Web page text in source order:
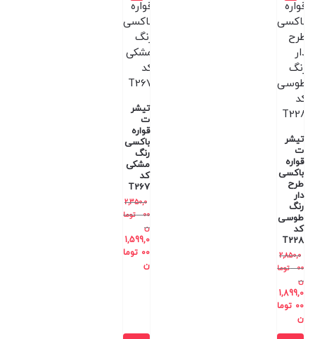
تیشر
ت
قواره
باکسی
طرح
دار
رنگ
طوسی
کد
T228
2,850,0
00
توما
ن
1,899,0
00 توما
ن
تیشر
ت
قواره
باکسی
رنگ
مشکی
کد
T267
2,350,0
00
توما
ن
1,599,0
00 توما
ن